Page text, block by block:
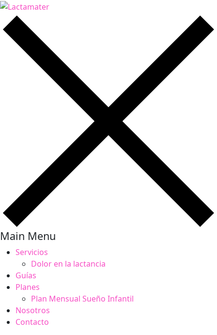
Main Menu
Servicios
Dolor en la lactancia
Guías
Planes
Plan Mensual Sueño Infantil
Nosotros
Contacto